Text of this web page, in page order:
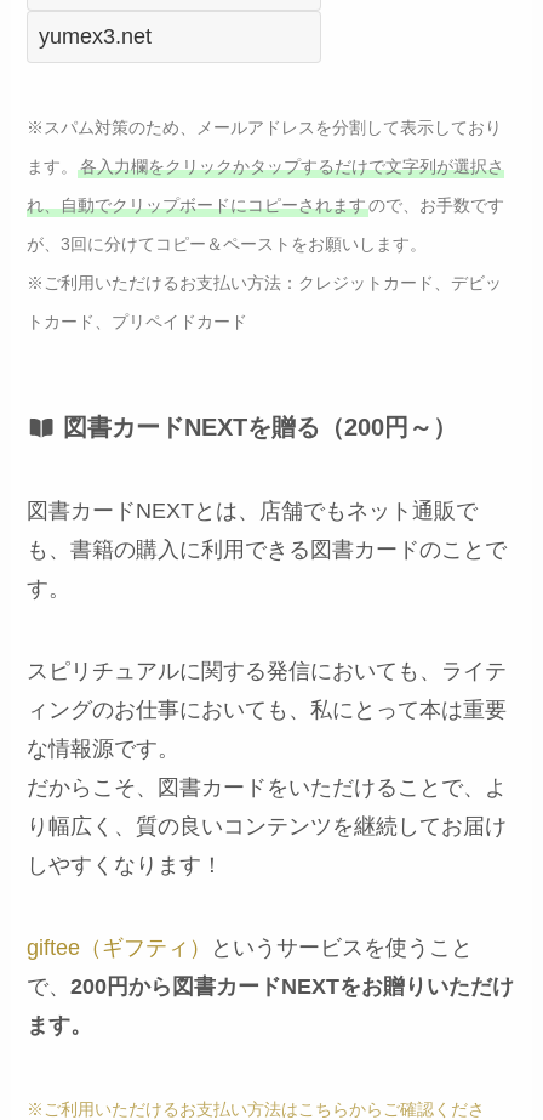
※スパム対策のため、メールアドレスを分割して表示しており
ます。各入力欄をクリックかタップするだけで文字列が選択さ
れ、自動でクリップボードにコピーされますので、お手数です
が、3回に分けてコピー＆ペーストをお願いします。
※ご利用いただけるお支払い方法：クレジットカード、デビッ
トカード、プリペイドカード
図書カードNEXTを贈る（200円～）
図書カードNEXTとは、店舗でもネット通販で
も、書籍の購入に利用できる図書カードのことで
す。
スピリチュアルに関する発信においても、ライテ
ィングのお仕事においても、私にとって本は重要
な情報源です。
だからこそ、図書カードをいただけることで、よ
り幅広く、質の良いコンテンツを継続してお届け
しやすくなります！
giftee（ギフティ）
というサービスを使うこと
で、200円から図書カードNEXTをお贈りいただけ
ます。
※ご利用いただけるお支払い方法はこちらからご確認くださ